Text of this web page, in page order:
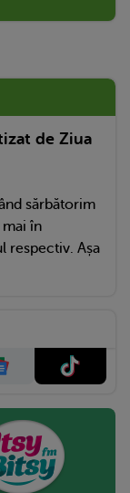
de Ziua
sărbătorim
mai în
respectiv. Așa